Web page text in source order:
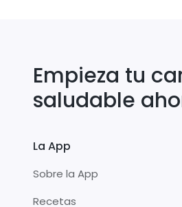
Empieza tu
saludable
La App
Sobre la App
Recetas